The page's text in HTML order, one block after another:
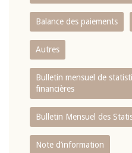
Balance des paiements
Autres
Bulletin mensuel de
financières
Bulletin Mensuel des
Note d’information